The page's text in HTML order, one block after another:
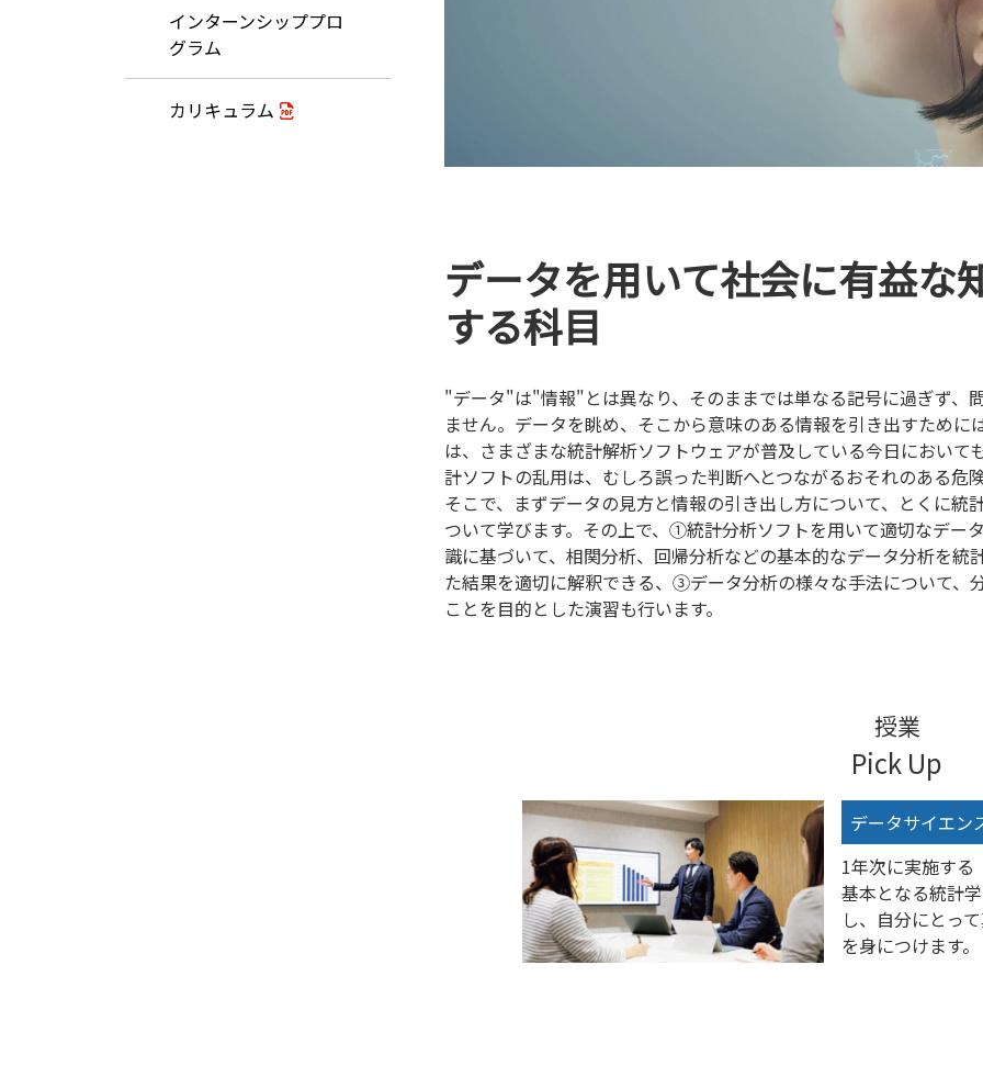
データを用いて社会に有益な
する科目
"データ"は"情報"とは異なり、そのままでは単なる記号に過ぎず、
ません。データを眺め、そこから意味のある情報を引き出すため
は、さまざまな統計解析ソフトウェアが普及している今日におい
計ソフトの乱用は、むしろ誤った判断へとつながるおそれのある危
そこで、まずデータの見方と情報の引き出し方について、とくに
ついて学びます。その上で、①統計分析ソフトを用いて適切なデ
識に基づいて、相関分析、回帰分析などの基本的なデータ分析を
た結果を適切に解釈できる、③データ分析の様々な手法について、
ことを目的とした演習も行います。
授業
Pick Up
データサイエン
1年次に実施す
基本となる統計
し、自分にとっ
を身につけます。
インターンシッププロ
グラム
カリキュラム